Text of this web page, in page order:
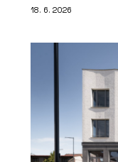
18. 6. 2026